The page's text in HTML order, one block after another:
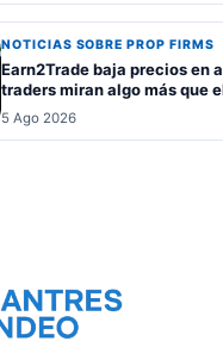
NOTICIAS SOBRE PROP FIRMS
Earn2Trade baja precios en
traders miran algo más que
5 Ago 2026